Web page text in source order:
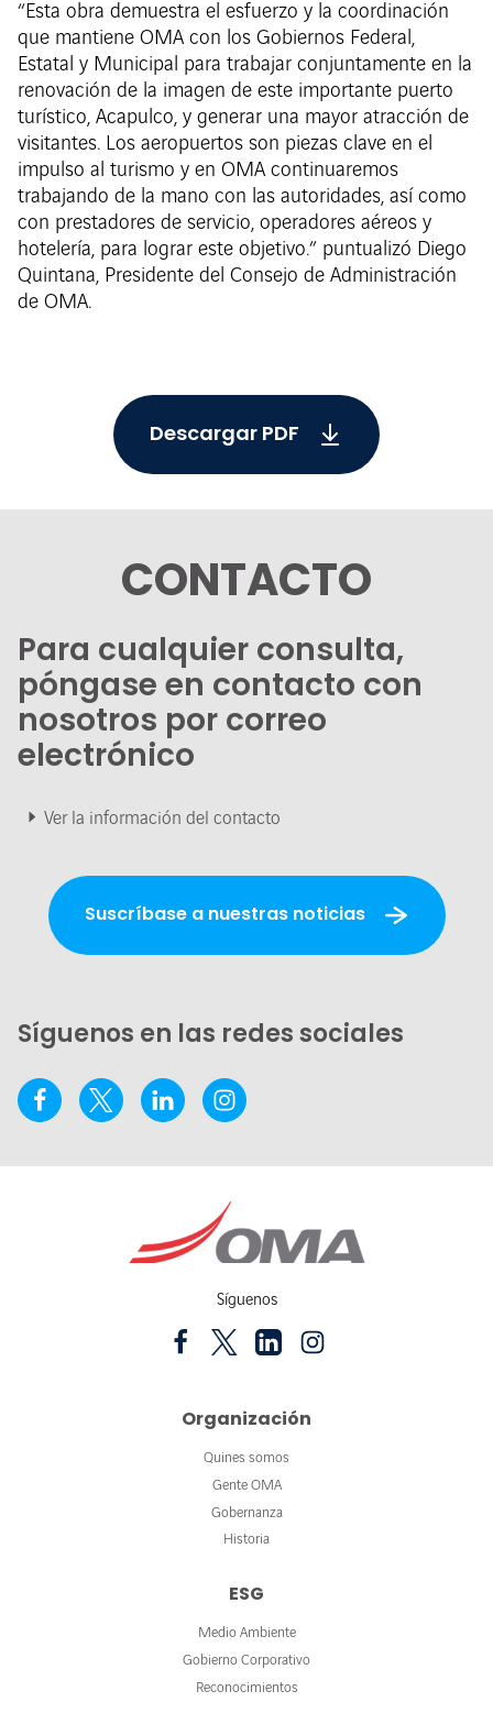
“Esta obra demuestra el esfuerzo y la coordinación
que mantiene OMA con los Gobiernos Federal,
Estatal y Municipal para trabajar conjuntamente en la
renovación de la imagen de este importante puerto
turístico, Acapulco, y generar una mayor atracción de
visitantes. Los aeropuertos son piezas clave en el
impulso al turismo y en OMA continuaremos
trabajando de la mano con las autoridades, así como
con prestadores de servicio, operadores aéreos y
hotelería, para lograr este objetivo.” puntualizó Diego
Quintana, Presidente del Consejo de Administración
de OMA.
Descargar PDF
CONTACTO
Para cualquier consulta,
póngase en contacto con
nosotros por correo
electrónico
Ver la información del contacto
Suscríbase a nuestras noticias
Síguenos en las redes sociales
Síguenos
Organización
Quines somos
Gente OMA
Gobernanza
Historia
ESG
Medio Ambiente
Gobierno Corporativo
Reconocimientos